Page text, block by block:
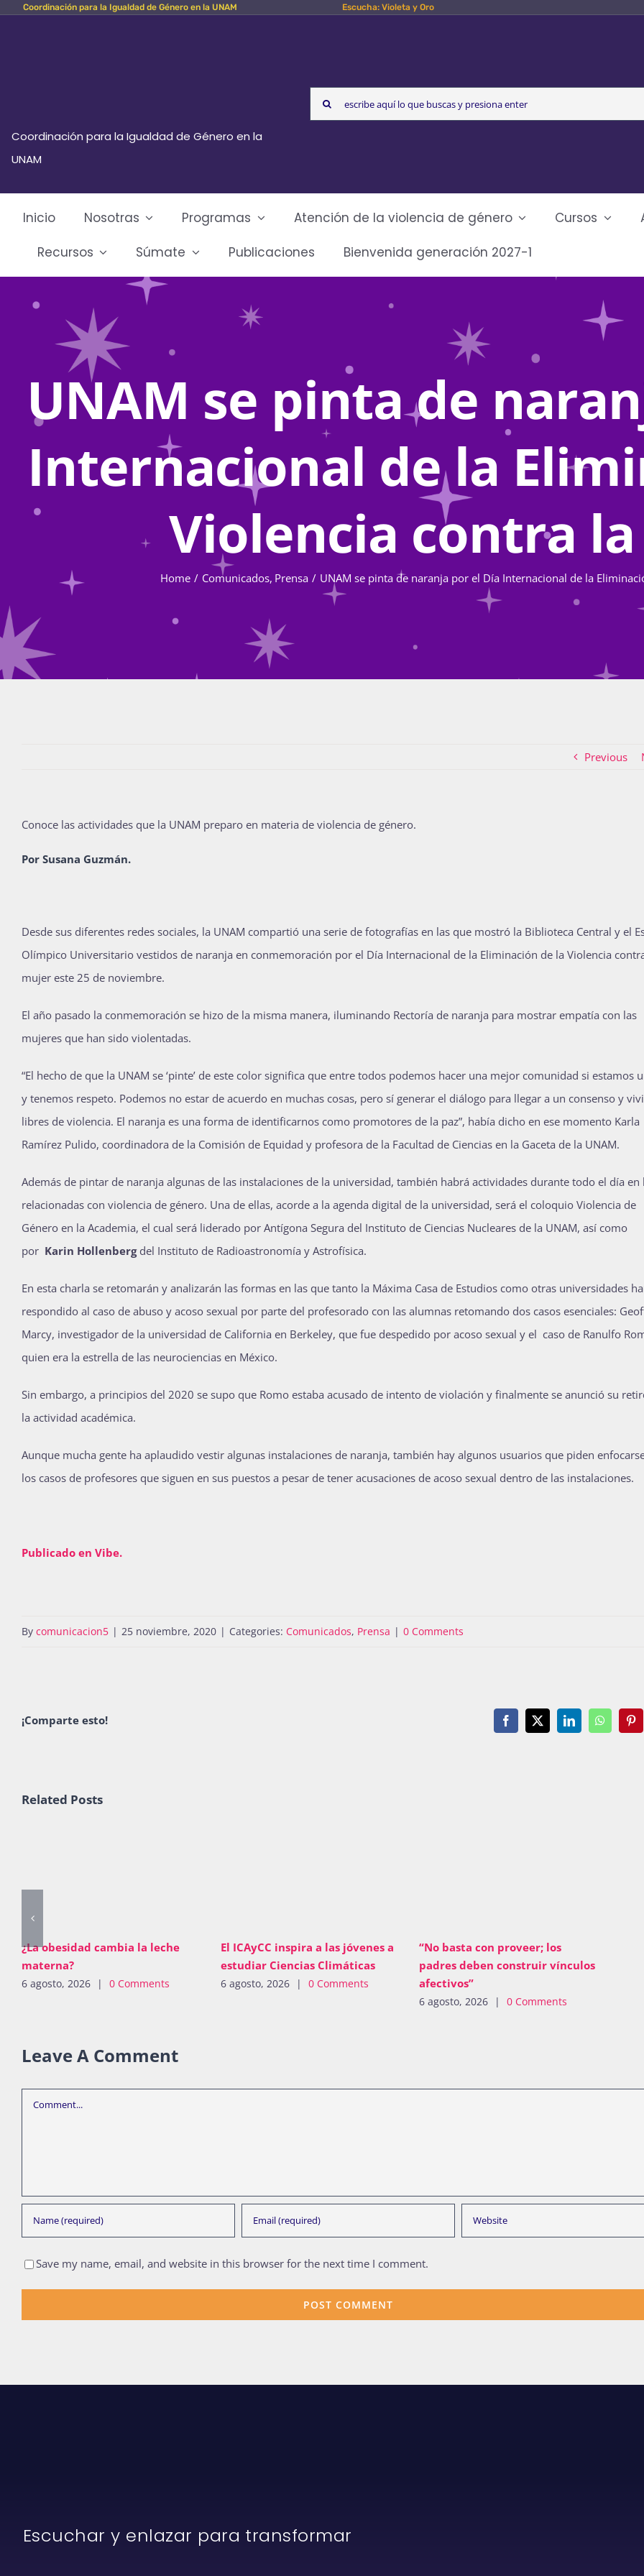
Skip Coordinación para la Igualdad de Género en la UNAM Escucha: Violeta y Oro
Coordinación para la Igualdad de Género en la
UNAM
Search
for:
Inicio Nosotras Programas Atención de la violencia de género Cursos
Recursos
Súmate Publicaciones Bienvenida generación 2027-1
UNAM se pinta de
Internacional de la
Violencia contra
Home Comunicados Prensa UNAM se pinta de naranja por el Día Internacional de la
Previous
Conoce las actividades que la UNAM preparo en materia de violencia de género.
Por Susana Guzmán.
Desde sus diferentes redes sociales, la UNAM compartió una serie de fotografías en las que mostró la Biblioteca Central y el
Olímpico Universitario vestidos de naranja en conmemoración por el Día Internacional de la Eliminación de la Violencia
mujer este 25 de noviembre.
El año pasado la conmemoración se hizo de la misma manera, iluminando Rectoría de naranja para mostrar empatía con las
mujeres que han sido violentadas.
“El hecho de que la UNAM se ‘pinte’ de este color significa que entre todos podemos hacer una mejor comunidad si estamos
y tenemos respeto. Podemos no estar de acuerdo en muchas cosas, pero sí generar el diálogo para llegar a un consenso y
libres de violencia. El naranja es una forma de identificarnos como promotores de la paz”, había dicho en ese momento Karla
Ramírez Pulido, coordinadora de la Comisión de Equidad y profesora de la Facultad de Ciencias en la Gaceta de la UNAM.
Además de pintar de naranja algunas de las instalaciones de la universidad, también habrá actividades durante todo el día en
relacionadas con violencia de género. Una de ellas, acorde a la agenda digital de la universidad, será el coloquio Violencia de
Género en la Academia, el cual será liderado por Antígona Segura del Instituto de Ciencias Nucleares de la UNAM, así como
por Karin Hollenbergdel Instituto de Radioastronomía y Astrofísica.
En esta charla se retomarán y analizarán las formas en las que tanto la Máxima Casa de Estudios como otras universidades
respondido al caso de abuso y acoso sexual por parte del profesorado con las alumnas retomando dos casos esenciales:
Marcy, investigador de la universidad de California en Berkeley, que fue despedido por acoso sexual y el caso de Ranulfo
quien era la estrella de las neurociencias en México.
Sin embargo, a principios del 2020 se supo que Romo estaba acusado de intento de violación y finalmente se anunció su
la actividad académica.
Aunque mucha gente ha aplaudido vestir algunas instalaciones de naranja, también hay algunos usuarios que piden
los casos de profesores que siguen en sus puestos a pesar de tener acusaciones de acoso sexual dentro de las instalaciones.
Publicado en Vibe.
By comunicacion5 | 25 noviembre, 2020 | Categories: Comunicados, Prensa | 0 Comments
¡Comparte esto! Facebook
X LinkedInWhatsApp
Related Posts
¿La obesidad cambia la leche
materna?
6 agosto, 2026 | 0 Comments
El ICAyCC inspira a las jóvenes a
estudiar Ciencias Climáticas
6 agosto, 2026 | 0 Comments
“No basta con proveer; los
padres deben construir vínculos
afectivos”
6 agosto, 2026 | 0 Comments
Leave A Comment
Comment
Save my name, email, and website in this browser for the next time I comment.
Escuchar y enlazar para transformar